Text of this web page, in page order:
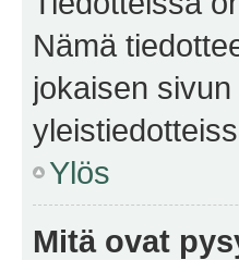
Nämä
jokaisen
Ylös
Mitä ovat